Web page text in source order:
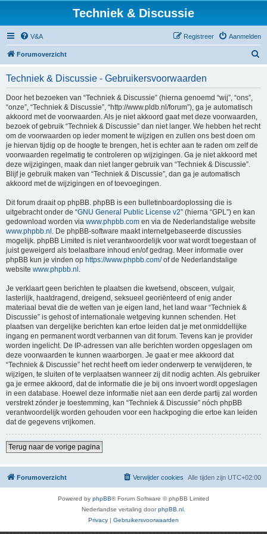
Techniek & Discussie
V&A Aanmelden
Registreer
Forumoverzicht
Techniek & Discussie - Gebruikersvoorwaarden
Door het bezoeken van “Techniek & Discussie” (hierna genoemd “wij”, “ons”,
“onze”, “Techniek & Discussie”, “http://www.pldb.nl/forum”), ga je automatisch
akkoord met de voorwaarden. Als je niet akkoord gaat met deze voorwaarden,
bezoek of gebruik “Techniek & Discussie” dan niet langer. We hebben het recht
om de voorwaarden op ieder moment te wijzigen en zullen ons best doen om
je hiervan tijdig op de hoogte te brengen, het is echter aan te raden om zelf de
voorwaarden regelmatig te controleren op wijzigingen. Ga je niet akkoord met
deze wijzigingen, maak dan niet langer gebruik van “Techniek & Discussie”.
Blijf je gebruik maken van “Techniek & Discussie”, dan ga je automatisch
akkoord met de wijzigingen en of toevoegingen.
Dit forum draait op phpBB. phpBB is een bulletinboardoplossing die is
uitgebracht onder de “GNU General Public License v2” (hierna “GPL”) en kan
gedownload worden via www.phpbb.com en via de Nederlandstalige website
www.phpbb.nl . De phpBB-software maakt internetgebaseerde discussies
mogelijk. phpBB Limited is niet verantwoordelijk voor wat wordt toegestaan of
juist geweigerd als toelaatbare inhoud en/of gedrag. Meer informatie over
phpBB kun je vinden op https://www.phpbb.com/of de Nederlandstalige
website www.phpbb.nl .
Je verklaart geen berichten te plaatsen die kwetsend, obsceen, vulgair,
lasterlijk, haatdragend, dreigend, seksueel georiënteerd of enig ander
materiaal bevat die de wetten van je eigen land, het land waar “Techniek &
Discussie” is gehost of internationale wetgeving kunnen schenden. Het
plaatsen van dergelijke berichten kan ertoe leiden dat je met onmiddellijke
ingang en permanent wordt verbannen van dit forum. Tevens kan je provider
worden ingelicht. De IP-adressen van alle berichten worden opgeslagen om
deze voorwaarden te kunnen waarborgen. Je gaat er mee akkoord dat
“Techniek & Discussie” het recht heeft om ieder onderwerp te verwijderen, te
wijzigen, te sluiten of te verplaatsen wanneer zij dit nodig achten. Als gebruiker
ga je ermee akkoord, dat de informatie die je bij ons invoert wordt opgeslagen
in een database. Hoewel deze informatie niet aan een derde partij zal worden
verstrekt zónder je toestemming, kan “Techniek & Discussie” nóch phpBB
verantwoordelijk worden gehouden voor een hackpoging die ertoe kan leiden
dat de gegevens vrijkomen.
Terug naar de vorige pagina
Forumoverzicht Alle tijden zijn UTC+02:00
Verwijder cookies
Powered by phpBB® Forum Software © phpBB Limited
Nederlandse vertaling doorphpBB.nl
Privacy | Gebruikersvoorwaarden